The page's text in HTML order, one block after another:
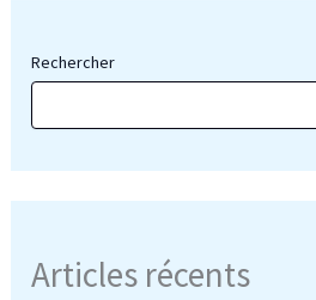
Rechercher
Articles récents